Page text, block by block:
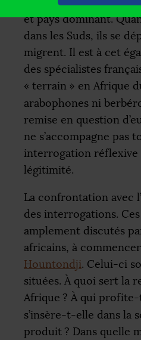
et pays dominant.
dans les Suds, ils se
migrent. Il est à cet
des spécialistes
« terrain » en Afrique
arabophones ni
remise en question
ne s’accompagne pas
interrogation
légitimité.
La confrontation avec
des interrogations.
amplement discutés
africains, à
Hountondji. Celui-ci
situées. À quoi sert la
Afrique ? À qui
s’insère-t-elle dans la
produit ? Dans quelle